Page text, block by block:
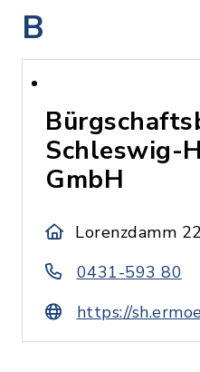
B
Schleswig-
GmbH
Lorenzdamm
0431-593 80
https://